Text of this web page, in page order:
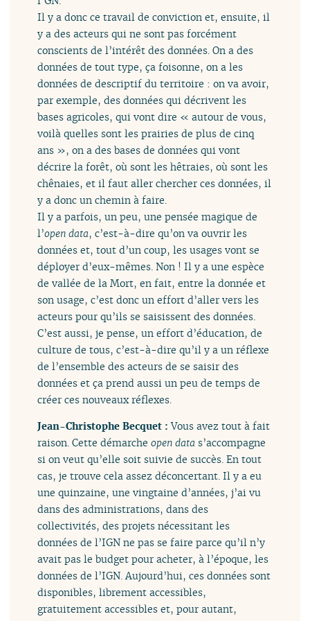
Il y a donc ce travail de conviction et, ensuite, il
y a des acteurs qui ne sont pas forcément
conscients de l’intérêt des données. On a des
données de tout type, ça foisonne, on a les
données de descriptif du territoire : on va avoir,
par exemple, des données qui décrivent les
bases agricoles, qui vont dire « autour de vous,
voilà quelles sont les prairies de plus de cinq
ans », on a des bases de données qui vont
décrire la forêt, où sont les hêtraies, où sont les
chênaies, et il faut aller chercher ces données, il
y a donc un chemin à faire.
Il y a parfois, un peu, une pensée magique de
l’open data, c’est-à-dire qu’on va ouvrir les
données et, tout d’un coup, les usages vont se
déployer d’eux-mêmes. Non ! Il y a une espèce
de vallée de la Mort, en fait, entre la donnée et
son usage, c’est donc un effort d’aller vers les
acteurs pour qu’ils se saisissent des données.
C’est aussi, je pense, un effort d’éducation, de
culture de tous, c’est-à-dire qu’il y a un réflexe
de l’ensemble des acteurs de se saisir des
données et ça prend aussi un peu de temps de
créer ces nouveaux réflexes.
Jean-Christophe Becquet :Vous avez tout à fait
raison. Cette démarcheopen data s’accompagne
si on veut qu’elle soit suivie de succès. En tout
cas, je trouve cela assez déconcertant. Il y a eu
une quinzaine, une vingtaine d’années, j’ai vu
dans des administrations, dans des
collectivités, des projets nécessitant les
données de l’IGN ne pas se faire parce qu’il n’y
avait pas le budget pour acheter, à l’époque, les
données de l’IGN. Aujourd’hui, ces données sont
disponibles, librement accessibles,
gratuitement accessibles et, pour autant,